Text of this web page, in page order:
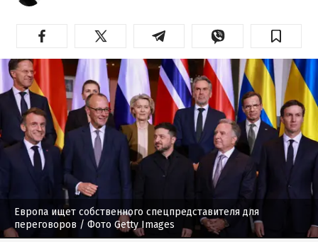
Европа ищет собственного спецпредставителя для
переговоров / Фото Getty Images